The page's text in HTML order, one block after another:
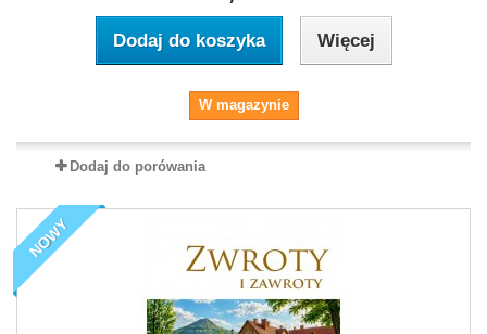
Dodaj do koszyka Więcej
W magazynie
Dodaj do porówania
NOWY